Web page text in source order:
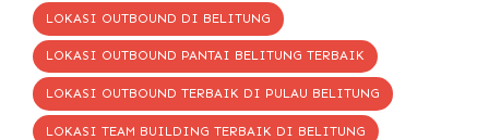
LOKASI OUTBOUND DI BELITUNG
LOKASI OUTBOUND PANTAI BELITUNG TERBAIK
LOKASI OUTBOUND TERBAIK DI PULAU BELITUNG
LOKASI TEAM BUILDING TERBAIK DI BELITUNG